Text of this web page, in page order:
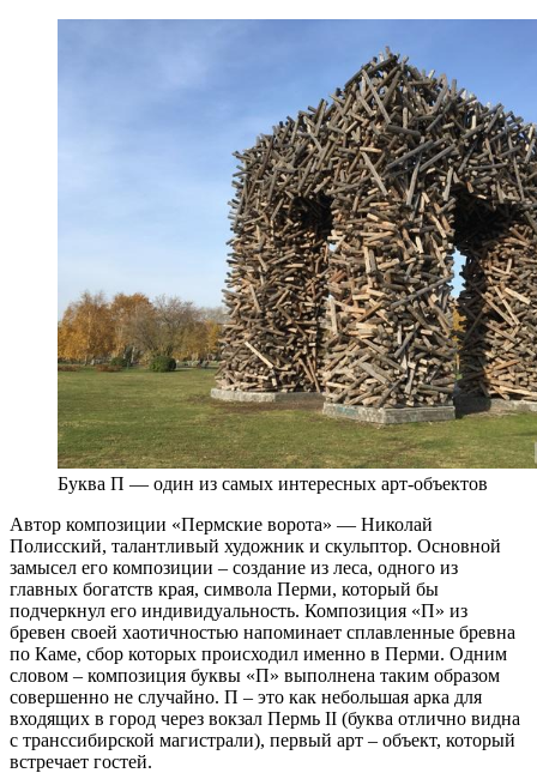
Буква П — один из самых интересных арт-объектов
Автор композиции «Пермские ворота» — Николай
Полисский, талантливый художник и скульптор. Основной
замысел его композиции – создание из леса, одного из
главных богатств края, символа Перми, который бы
подчеркнул его индивидуальность. Композиция «П» из
бревен своей хаотичностью напоминает сплавленные бревна
по Каме, сбор которых происходил именно в Перми. Одним
словом – композиция буквы «П» выполнена таким образом
совершенно не случайно. П – это как небольшая арка для
входящих в город через вокзал Пермь II (буква отлично видна
с транссибирской магистрали), первый арт – объект, который
встречает гостей.